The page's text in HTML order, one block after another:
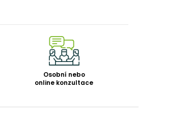
Osobní nebo
online konzultace